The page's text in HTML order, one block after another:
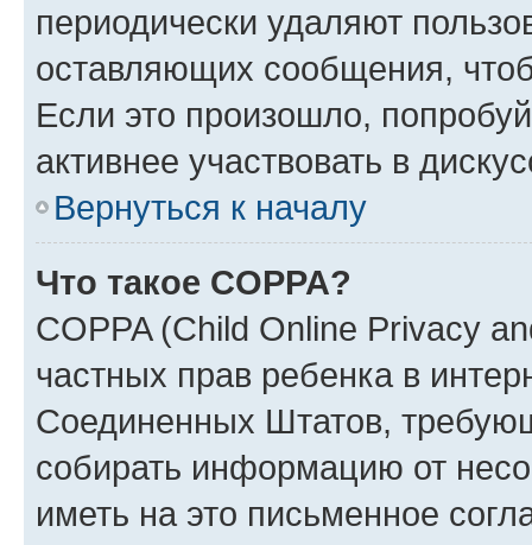
периодически удаляют
оставляющих сообщения,
Если это произошло,
активнее участвовать в
Вернуться к началу
Что такое COPPA?
COPPA (Child Online Privacy
частных прав ребенка в
Соединенных Штатов,
собирать информацию от
иметь на это письменное